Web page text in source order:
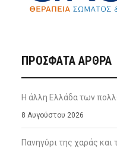
ΠΡΌΣΦΑΤΑ ΆΡΘΡΑ
Η άλλη Ελλάδα των
8 Αυγούστου 2026
Πανηγύρι της χαράς